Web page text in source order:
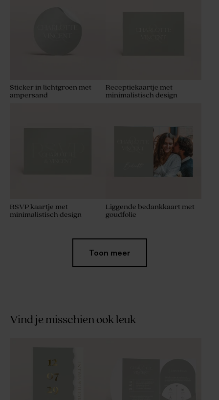
Sticker in lichtgroen met
ampersand
Receptiekaartje met
minimalistisch design
RSVP kaartje met
minimalistisch design
Liggende bedankkaart met
goudfolie
Toon meer
Vind je misschien ook leuk